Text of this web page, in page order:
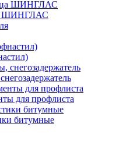
ШИНГЛАС
для профлиста
битумные